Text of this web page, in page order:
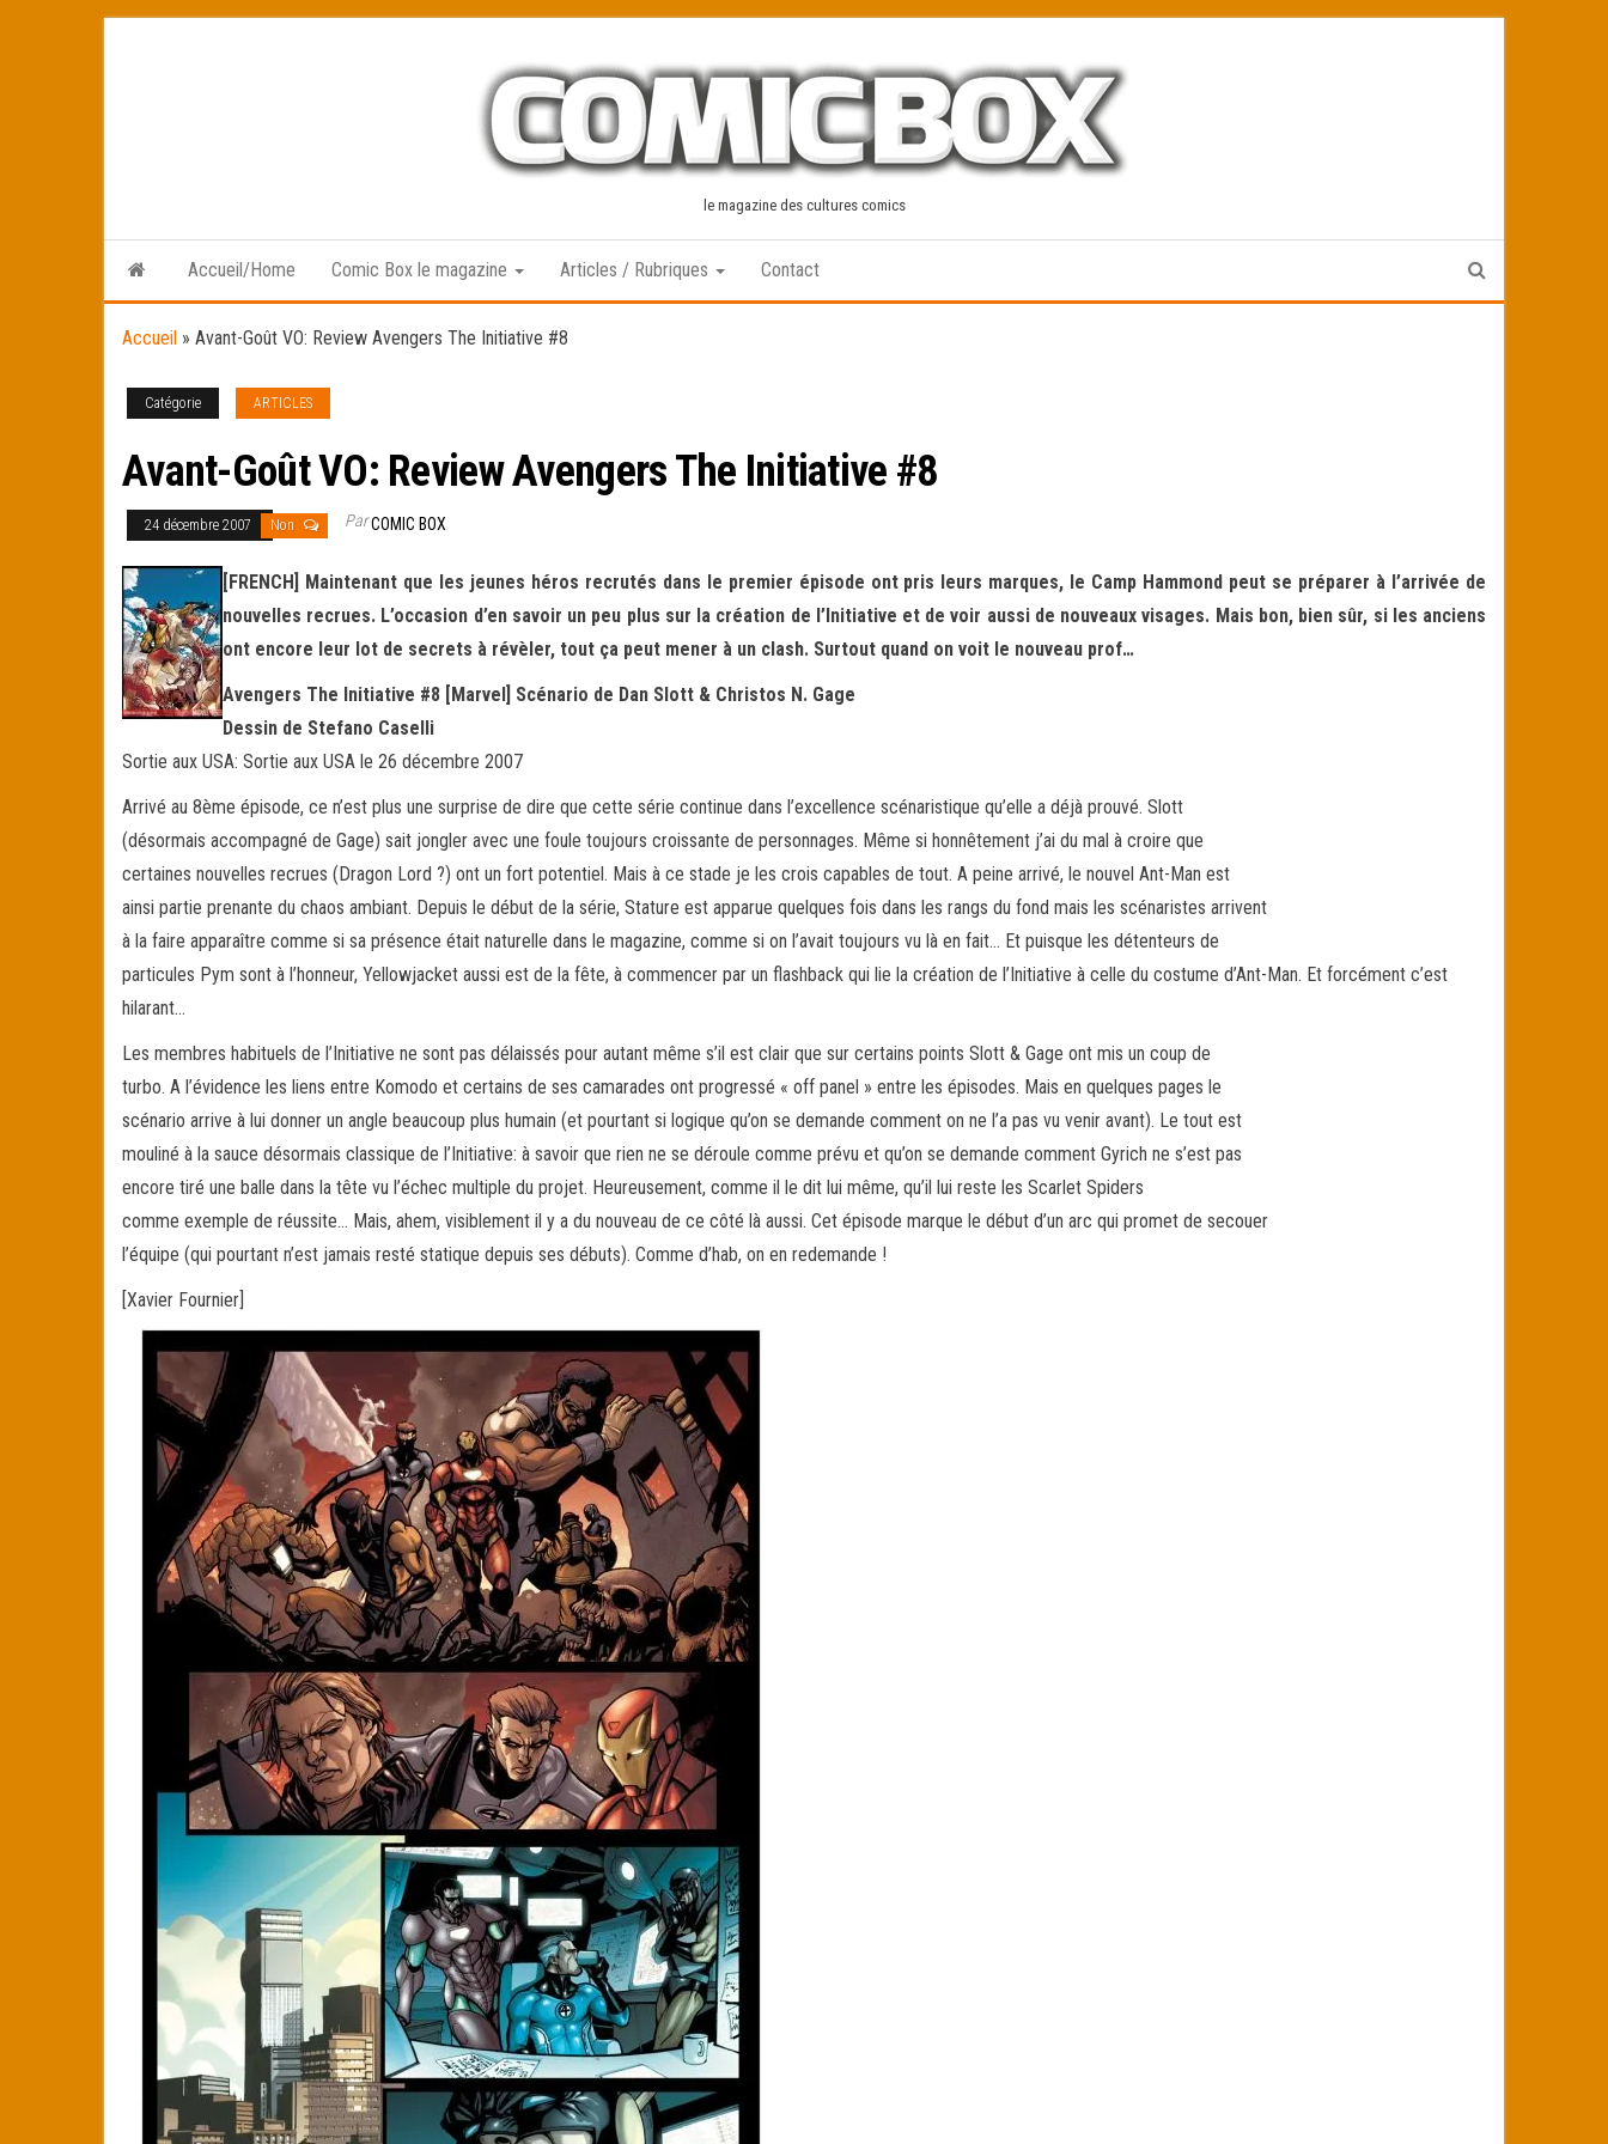
le magazine des cultures comics
Accueil/Home Comic Box le magazine Articles / Rubriques Contact
Accueil » Avant-Goût VO: Review Avengers The Initiative #8
Catégorie ARTICLES
Avant-Goût VO: Review Avengers The Initiative #8
24 décembre 2007 Non ParCOMIC BOX
[FRENCH] Maintenant que les jeunes héros recrutés dans le premier épisode ont pris leurs marques, le Camp Hammond peut se préparer à l’arrivée de
nouvelles recrues. L’occasion d’en savoir un peu plus sur la création de l’Initiative et de voir aussi de nouveaux visages. Mais bon, bien sûr, si les anciens
ont encore leur lot de secrets à révèler, tout ça peut mener à un clash. Surtout quand on voit le nouveau prof…
Avengers The Initiative #8 [Marvel] Scénario de Dan Slott & Christos N. Gage
Dessin de Stefano Caselli
Sortie aux USA: Sortie aux USA le 26 décembre 2007
Arrivé au 8ème épisode, ce n’est plus une surprise de dire que cette série continue dans l’excellence scénaristique qu’elle a déjà prouvé. Slott
(désormais accompagné de Gage) sait jongler avec une foule toujours croissante de personnages. Même si honnêtement j’ai du mal à croire que
certaines nouvelles recrues (Dragon Lord ?) ont un fort potentiel. Mais à ce stade je les crois capables de tout. A peine arrivé, le nouvel Ant-Man est
ainsi partie prenante du chaos ambiant. Depuis le début de la série, Stature est apparue quelques fois dans les rangs du fond mais les scénaristes arrivent
à la faire apparaître comme si sa présence était naturelle dans le magazine, comme si on l’avait toujours vu là en fait… Et puisque les détenteurs de
particules Pym sont à l’honneur, Yellowjacket aussi est de la fête, à commencer par un flashback qui lie la création de l’Initiative à celle du costume d’Ant-Man. Et forcément c’est
hilarant…
Les membres habituels de l’Initiative ne sont pas délaissés pour autant même s’il est clair que sur certains points Slott & Gage ont mis un coup de
turbo. A l’évidence les liens entre Komodo et certains de ses camarades ont progressé « off panel » entre les épisodes. Mais en quelques pages le
scénario arrive à lui donner un angle beaucoup plus humain (et pourtant si logique qu’on se demande comment on ne l’a pas vu venir avant). Le tout est
mouliné à la sauce désormais classique de l’Initiative: à savoir que rien ne se déroule comme prévu et qu’on se demande comment Gyrich ne s’est pas
encore tiré une balle dans la tête vu l’échec multiple du projet. Heureusement, comme il le dit lui même, qu’il lui reste les Scarlet Spiders
comme exemple de réussite… Mais, ahem, visiblement il y a du nouveau de ce côté là aussi. Cet épisode marque le début d’un arc qui promet de secouer
l’équipe (qui pourtant n’est jamais resté statique depuis ses débuts). Comme d’hab, on en redemande !
[Xavier Fournier]